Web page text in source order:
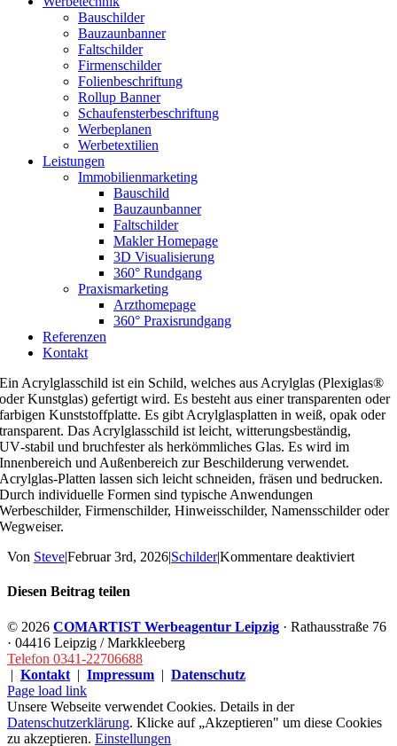
Bauschilder
Bauzaunbanner
Faltschilder
Firmenschilder
Folienbeschriftung
Rollup Banner
Schaufensterbeschriftung
Werbeplanen
Werbetextilien
Leistungen
Immobilienmarketing
Bauschild
Bauzaunbanner
Faltschilder
Makler Homepage
3D Visualisierung
360° Rundgang
Praxismarketing
Arzthomepage
360° Praxisrundgang
Referenzen
Kontakt
Ein Acrylglasschild ist ein Schild, welches aus Acrylglas (Plexiglas®
oder Kunstglas) gefertigt wird. Es besteht aus einer transparenten oder
farbigen Kunststoffplatte. Es gibt Acrylglasplatten in weiß, opak oder
transparent. Das Acrylglasschild ist leicht, witterungsbeständig,
UV‑stabil und bruchfester als herkömmliches Glas. Es wird im
Innenbereich und Außenbereich zur Beschilderung verwendet.
Acrylglas-Platten lassen sich leicht schneiden, fräsen und bedrucken.
Durch individuelle Formen sind typische Anwendungen
Werbeschilder, Firmenschilder, Hinweisschilder, Namensschilder oder
Wegweiser.
Von Steve|Februar 3rd, 2026|Schilder|Kommentare deaktiviertfür
Diesen Beitrag teilen
Facebook
X
LinkedIn
WhatsApp
E-
Mail
© 2026 COMARTIST Werbeagentur Leipzig · Rathausstraße 76
· 04416 Leipzig / Markkleeberg
Telefon 0341-22706688
| Kontakt | Impressum | Datenschutz
Facebook
Instagram
X
LinkedIn
Page load link
Unsere Webseite verwendet Cookies. Details in der
Datenschutzerklärung. Klicke auf „Akzeptieren" um diese Cookies
zu akzeptieren. Einstellungen